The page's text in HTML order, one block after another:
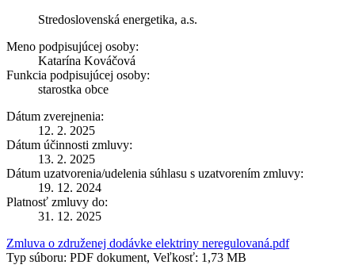
Stredoslovenská energetika, a.s.
Meno podpisujúcej osoby:
Katarína Kováčová
Funkcia podpisujúcej osoby:
starostka obce
Dátum zverejnenia:
12. 2. 2025
Dátum účinnosti zmluvy:
13. 2. 2025
Dátum uzatvorenia/udelenia súhlasu s uzatvorením zmluvy:
19. 12. 2024
Platnosť zmluvy do:
31. 12. 2025
Zmluva o združenej dodávke elektriny neregulovaná.pdf
Typ súboru: PDF dokument, Veľkosť: 1,73 MB